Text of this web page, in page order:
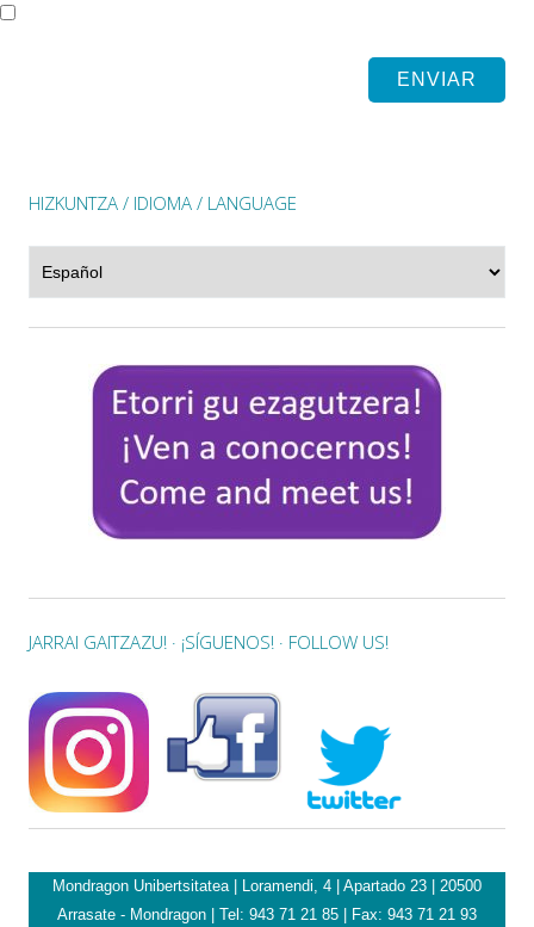
HIZKUNTZA / IDIOMA / LANGUAGE
Language
JARRAI GAITZAZU! · ¡SÍGUENOS! · FOLLOW US!
Mondragon Unibertsitatea | Loramendi, 4 | Apartado 23 | 20500
Arrasate - Mondragon | Tel: 943 71 21 85 | Fax: 943 71 21 93